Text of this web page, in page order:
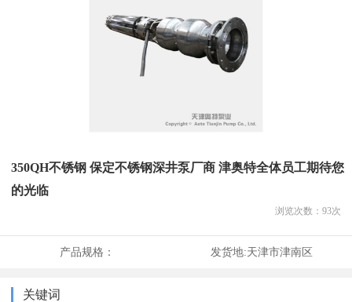
350QH不锈钢 保定不锈钢深井泵厂商 津奥特全体员工期待您
的光临
浏览次数： 93次
产品规格： 发货地:天津市津南区
关键词